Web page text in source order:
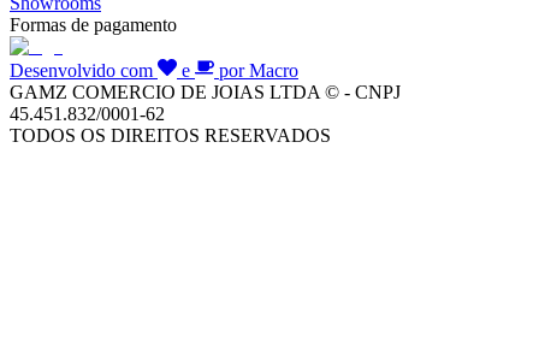
Formas de pagamento
Desenvolvido com e
por Macro
GAMZ COMERCIO DE JOIAS LTDA © - CNPJ
45.451.832/0001-62
TODOS OS DIREITOS RESERVADOS